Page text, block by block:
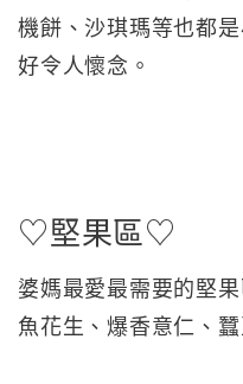
機餅、沙琪瑪等也都
好令人懷念。
♡堅果區♡
婆媽最愛最需要的堅
魚花生、爆香意仁、